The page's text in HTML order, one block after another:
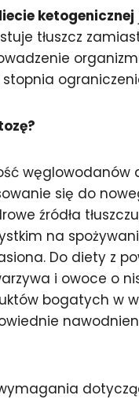
ketogenicznej
tłuszcz
węglowodanów
się do
źródła
na
Do diety z
i owoce o
bogatych w